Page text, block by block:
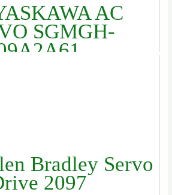
AC
SGMGH-
Bradley Servo
2097